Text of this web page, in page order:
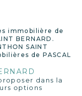
immobilière de
BERNARD.
SAINT
de PASCAL
dans la
options